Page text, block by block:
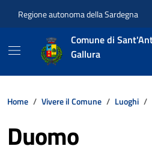
Regione autonoma della Sardegna
Comune di
Gallura
Home Vivere il Comune Luoghi
Duomo